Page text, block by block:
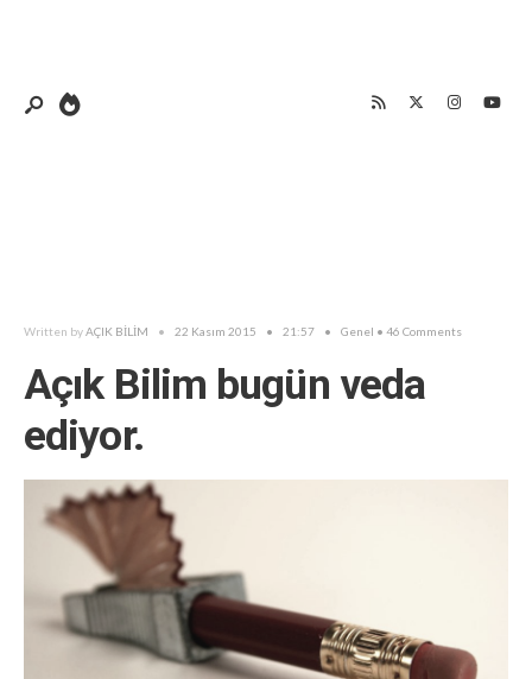
Written byAÇIK BİLİM • 22 Kasım 2015 • 21:57 • Genel • 46 Comments
Açık Bilim bugün veda
ediyor.